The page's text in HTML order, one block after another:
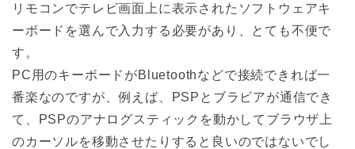
リモコンでテレビ画面上に表示されたソフトウェアキ
ーボードを選んで入力する必要があり、とても不便で
す。
PC用のキーボードがBluetoothなどで接続できれば一
番楽なのですが、例えば、PSPとブラビアが通信でき
て、PSPのアナログスティックを動かしてブラウザ上
のカーソルを移動させたりすると良いのではないでし